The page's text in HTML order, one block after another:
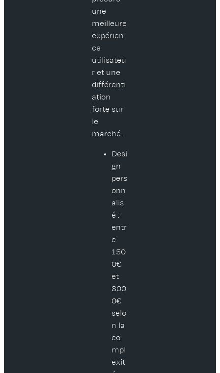
une
meilleure
expérien
ce
utilisateu
r et une
différenti
ation
forte sur
le
marché.
Desi
gn
pers
onn
alis
é :
entr
e
150
0€
et
800
0€
selo
n la
co
mpl
exit